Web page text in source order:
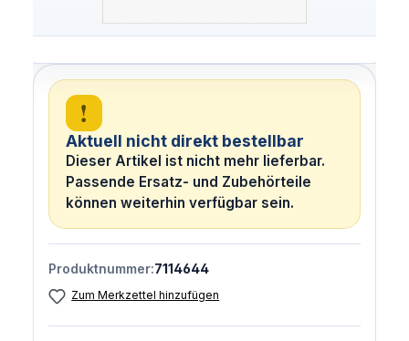
!
Aktuell nicht direkt bestellbar
Dieser Artikel ist nicht mehr lieferbar.
Passende Ersatz- und Zubehörteile
können weiterhin verfügbar sein.
Produktnummer:7114644
Zum Merkzettel hinzufügen